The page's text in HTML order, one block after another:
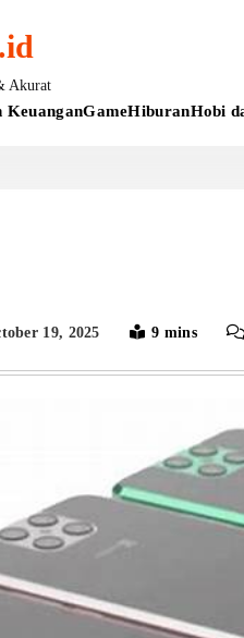
Akurat
KeuanganGameHiburanHobi
19, 2025 9 mins